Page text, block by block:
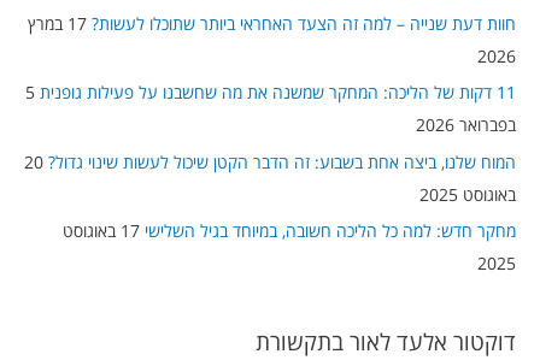
r
:
חוות דעת שנייה – למה זה הצעד האחראי ביותר שתוכלו לעשות?
17 במרץ
2026
11 דקות של הליכה: המחקר שמשנה את מה שחשבנו על פעילות גופנית
5
בפברואר 2026
המוח שלנו, ביצה אחת בשבוע: זה הדבר הקטן שיכול לעשות שינוי גדול? 20
באוגוסט 2025
מחקר חדש: למה כל הליכה חשובה, במיוחד בגיל השלישי
17 באוגוסט
2025
דוקטור אלעד לאור בתקשורת